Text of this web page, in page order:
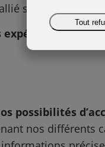
stratégique
possibilités
nos différents
Tout